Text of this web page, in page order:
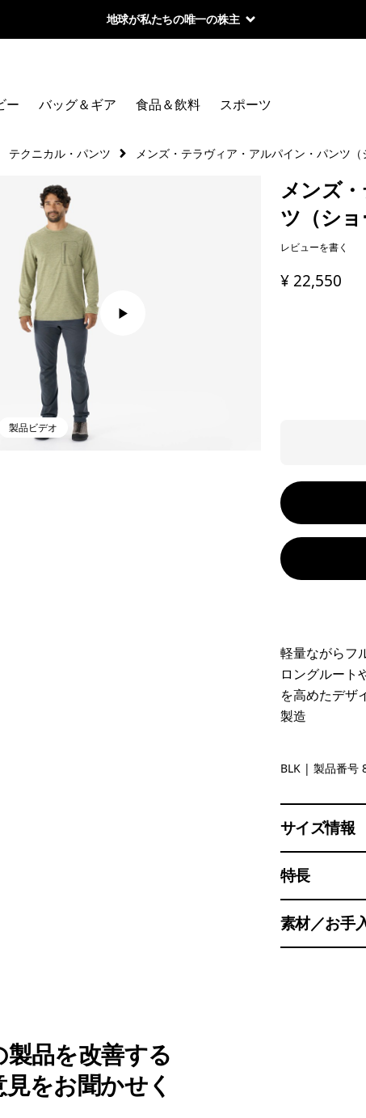
地球が私たちの唯一の株主
ー バッグ＆ギア 食品＆飲料 スポーツ
テクニカル・パンツ メンズ・テラヴィア・アルパイン・パンツ（
製品ビデオ
メンズ
ツ（ショ
レビューを書く
¥ 22,550
軽量ながらフ
ロングルート
を高めたデザ
製造
Black
BLK | 製品番号
サイズ情報
特長
素材／お手
品を改善する
をお聞かせく